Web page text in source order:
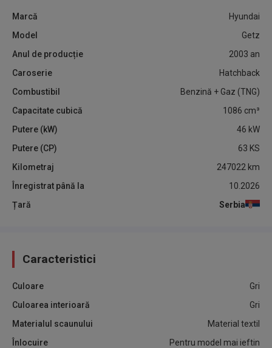
Marcă
Hyundai
Model
Getz
Anul de producție
2003 an
Caroserie
Hatchback
Combustibil
Benzină + Gaz (TNG)
Capacitate cubică
1086 cm³
Putere (kW)
46 kW
Putere (CP)
63 KS
Kilometraj
247022 km
Înregistrat până la
10.2026
Țară
Serbia
Caracteristici
Culoare
Gri
Culoarea interioară
Gri
Materialul scaunului
Material textil
Înlocuire
Pentru model mai ieftin